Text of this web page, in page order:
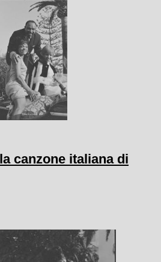
canzone italiana di